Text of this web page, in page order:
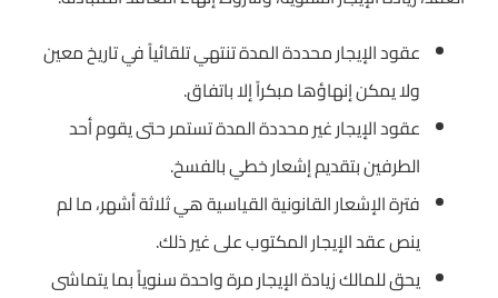
عقود الإيجار محددة المدة تنتهي تلقائياً في تاريخ معين
ولا يمكن إنهاؤها مبكراً إلا باتفاق.
عقود الإيجار غير محددة المدة تستمر حتى يقوم أحد
الطرفين بتقديم إشعار خطي بالفسخ.
فترة الإشعار القانونية القياسية هي ثلاثة أشهر، ما لم
ينص عقد الإيجار المكتوب على غير ذلك.
يحق للمالك زيادة الإيجار مرة واحدة سنوياً بما يتماشى